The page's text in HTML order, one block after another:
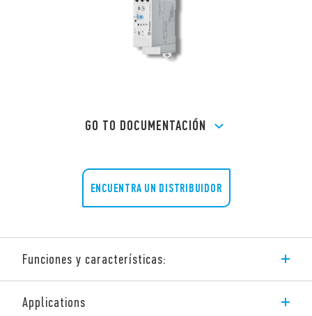
GO TO DOCUMENTACIÓN
ENCUENTRA UN DISTRIBUIDOR
Funciones y características:
/ o monofunción.
Applications